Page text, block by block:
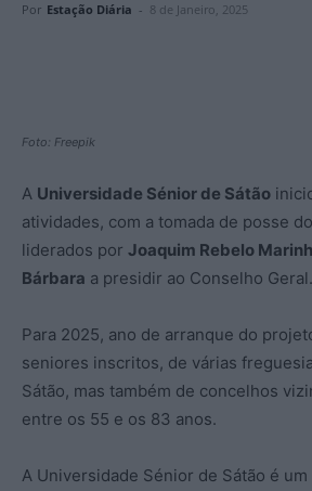
Por Estação Diária - 8 de Janeiro, 2025
Foto: Freepik
A Universidade Sénior de Sátão
atividades, com a tomada de posse
liderados por Joaquim Rebelo
Bárbara a presidir ao Conselho Geral.
Para 2025, ano de arranque do
seniores inscritos, de várias
Sátão, mas também de concelhos
entre os 55 e os 83 anos.
A Universidade Sénior de Sátão é